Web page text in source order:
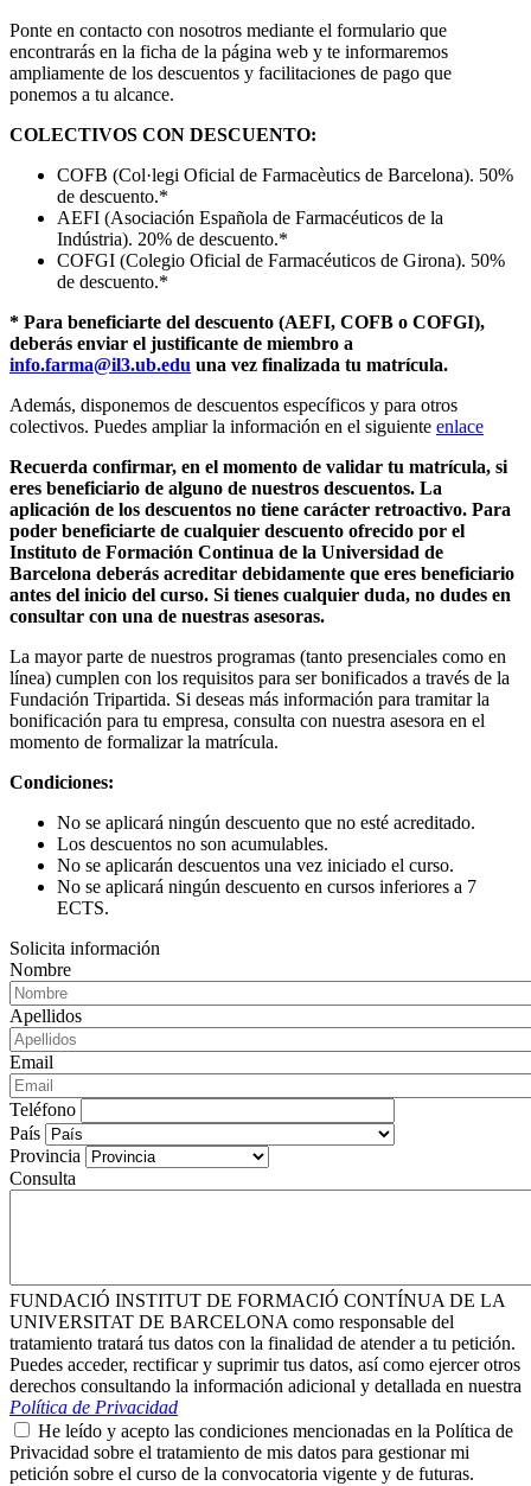
Ponte en contacto con nosotros mediante el formulario que
encontrarás en la ficha de la página web y te informaremos
ampliamente de los descuentos y facilitaciones de pago que
ponemos a tu alcance.
COLECTIVOS CON DESCUENTO:
COFB (Col·legi Oficial de Farmacèutics de Barcelona). 50%
de descuento.*
AEFI (Asociación Española de Farmacéuticos de la
Indústria). 20% de descuento.*
COFGI (Colegio Oficial de Farmacéuticos de Girona). 50%
de descuento.*
* Para beneficiarte del descuento (AEFI, COFB o COFGI),
deberás enviar el justificante de miembro a
info.farma@il3.ub.edu una vez finalizada tu matrícula.
Además, disponemos de descuentos específicos y para otros
colectivos. Puedes ampliar la información en el siguiente enlace
Recuerda confirmar, en el momento de validar tu matrícula, si
eres beneficiario de alguno de nuestros descuentos. La
aplicación de los descuentos no tiene carácter retroactivo. Para
poder beneficiarte de cualquier descuento ofrecido por el
Instituto de Formación Continua de la Universidad de
Barcelona deberás acreditar debidamente que eres beneficiario
antes del inicio del curso. Si tienes cualquier duda, no dudes en
consultar con una de nuestras asesoras.
La mayor parte de nuestros programas (tanto presenciales como en
línea) cumplen con los requisitos para ser bonificados a través de la
Fundación Tripartida. Si deseas más información para tramitar la
bonificación para tu empresa, consulta con nuestra asesora en el
momento de formalizar la matrícula.
Condiciones:
No se aplicará ningún descuento que no esté acreditado.
Los descuentos no son acumulables.
No se aplicarán descuentos una vez iniciado el curso.
No se aplicará ningún descuento en cursos inferiores a 7
ECTS.
Solicita información
Nombre
Apellidos
Email
Teléfono
País
Provincia
Consulta
FUNDACIÓ INSTITUT DE FORMACIÓ CONTÍNUA DE LA
UNIVERSITAT DE BARCELONA como responsable del
tratamiento tratará tus datos con la finalidad de atender a tu petición.
Puedes acceder, rectificar y suprimir tus datos, así como ejercer otros
derechos consultando la información adicional y detallada en nuestra
Política de Privacidad
He leído y acepto las condiciones mencionadas en la Política de
Privacidad sobre el tratamiento de mis datos para gestionar mi
petición sobre el curso de la convocatoria vigente y de futuras.